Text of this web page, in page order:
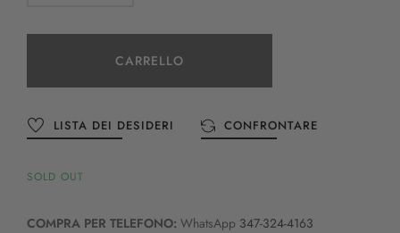
CARRELLO
LISTA DEI DESIDERI CONFRONTARE
SOLD OUT
COMPRA PER TELEFONO: WhatsApp 347-324-4163